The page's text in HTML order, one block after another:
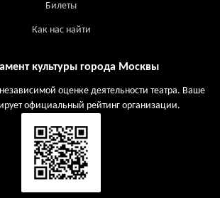
Билеты
Как нас найти
культуры города Москвы
оценке деятельности театра. Ваше
официальный рейтинг организации.